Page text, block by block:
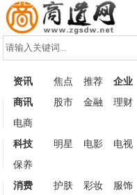
资讯 焦点 推荐 企业
商讯
股市 金融 理财
电商
科技
明星 电影 电视
保养
消费
护肤 彩妆 服饰